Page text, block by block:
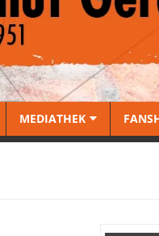
MEDIATHEK